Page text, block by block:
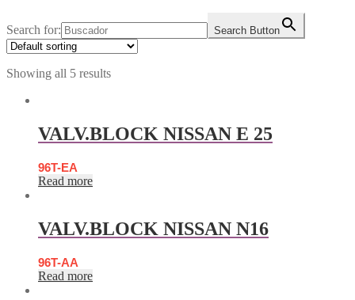
Search for: Search Button
Showing all 5 results
VALV.BLOCK NISSAN E 25
96T-EA
Read more
VALV.BLOCK NISSAN N16
96T-AA
Read more